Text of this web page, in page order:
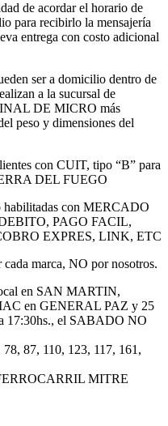
de acordar el horario de
para recibirlo la mensajería
entrega con costo adicional
ser a domicilio dentro de
a la sucursal de
DE MICRO más
peso y dimensiones del
con CUIT, tipo “B” para
DEL FUEGO
habilitadas con MERCADO
PAGO FACIL,
EXPRES, LINK, ETC
marca, NO por nosotros.
en SAN MARTIN,
en GENERAL PAZ y 25
17:30hs., el SABADO NO
87, 110, 123, 117, 161,
MITRE